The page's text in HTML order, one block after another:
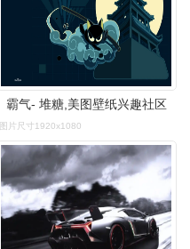
霸气- 堆糖,美图壁纸兴趣社区
图片尺寸1920x1080